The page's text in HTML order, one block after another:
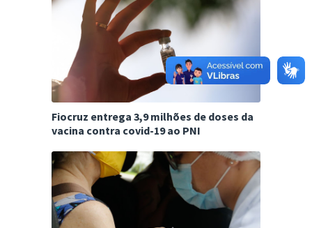
Fiocruz entrega 3,9 milhões de doses da
vacina contra covid-19 ao PNI